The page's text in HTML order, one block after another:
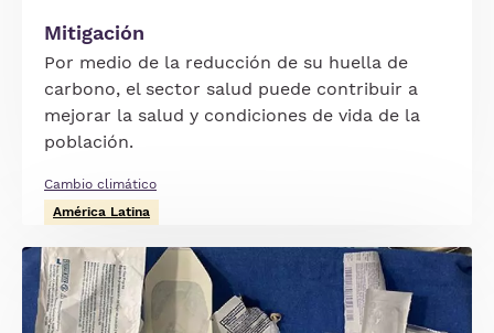
Mitigación
Por medio de la reducción de su huella de
carbono, el sector salud puede contribuir a
mejorar la salud y condiciones de vida de la
población.
Cambio climático
América Latina
Imagen